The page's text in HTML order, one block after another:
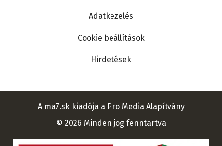
Adatkezelés
Cookie beállítások
Hirdetések
A ma7.sk kiadója a Pro Media Alapítvány
© 2026 Minden jog fenntartva